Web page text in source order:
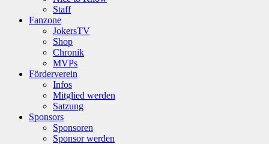
Staff
Fanzone
JokersTV
Shop
Chronik
MVPs
Förderverein
Infos
Mitglied werden
Satzung
Sponsors
Sponsoren
Sponsor werden